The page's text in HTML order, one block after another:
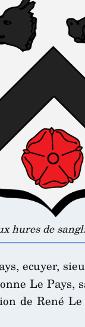
hures de
ecuyer,
Le
de René